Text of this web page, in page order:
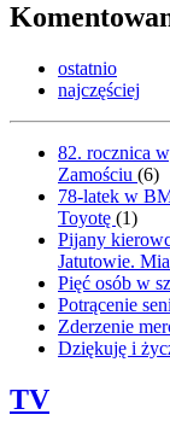
ostatnio
najczęściej
82. rocznica
Zamościu (6)
78-latek w
Toyotę (1)
Pijany
Jatutowie.
Pięć osób w
Potrącenie
Zderzenie
Dziękuję i
TV